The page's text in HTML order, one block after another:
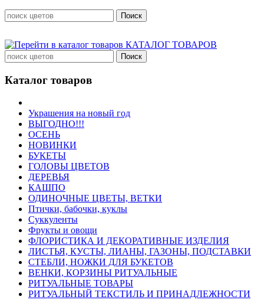
КАТАЛОГ ТОВАРОВ
Каталог товаров
Украшения на новый год
ВЫГОДНО!!!
ОСЕНЬ
НОВИНКИ
БУКЕТЫ
ГОЛОВЫ ЦВЕТОВ
ДЕРЕВЬЯ
КАШПО
ОДИНОЧНЫЕ ЦВЕТЫ, ВЕТКИ
Птички, бабочки, куклы
Суккуленты
Фрукты и овощи
ФЛОРИСТИКА И ДЕКОРАТИВНЫЕ ИЗДЕЛИЯ
ЛИСТЬЯ, КУСТЫ, ЛИАНЫ, ГАЗОНЫ, ПОДСТАВКИ
СТЕБЛИ, НОЖКИ ДЛЯ БУКЕТОВ
ВЕНКИ, КОРЗИНЫ РИТУАЛЬНЫЕ
РИТУАЛЬНЫЕ ТОВАРЫ
РИТУАЛЬНЫЙ ТЕКСТИЛЬ И ПРИНАДЛЕЖНОСТИ